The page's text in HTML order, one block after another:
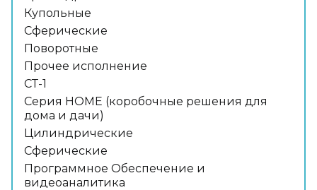
Купольные
Сферические
Поворотные
Прочее исполнение
СТ-1
Серия HOME (коробочные решения для
дома и дачи)
Цилиндрические
Сферические
Программное Обеспечение и
видеоаналитика